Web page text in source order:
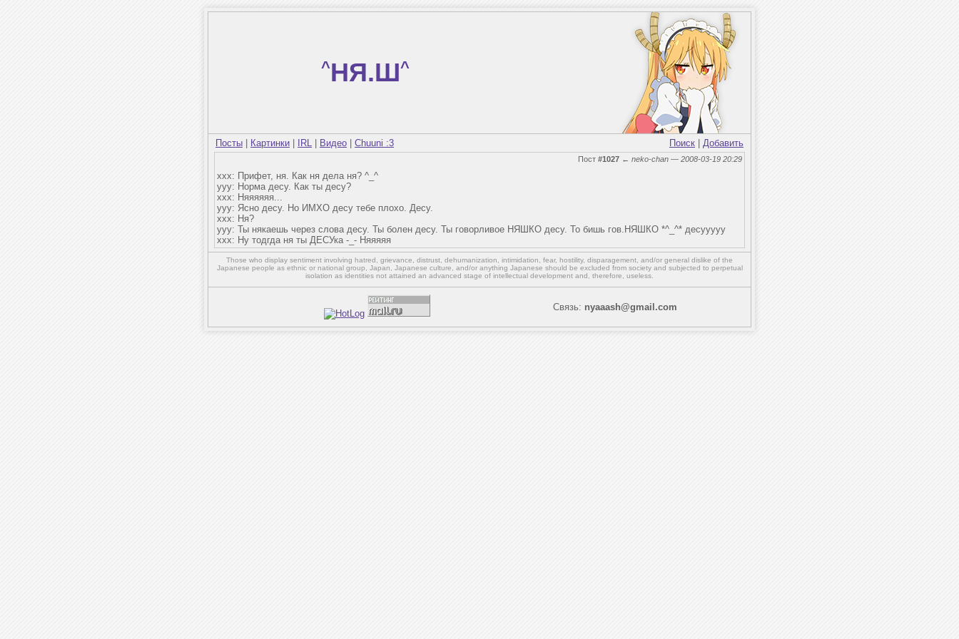
^НЯ.Ш^
Посты Картинки IRL Видео Chuuni :3 Поиск Добавить
Пост #1027 ← neko-chan — 2008-03-19 20:29
xxx: Прифет, ня. Как ня дела ня? ^_^
yyy: Норма десу. Как ты десу?
xxx: Няяяяяя...
yyy: Ясно десу. Но ИМХО десу тебе плохо. Десу.
ххх: Ня?
yyy: Ты някаешь через слова десу. Ты болен десу. Ты говорливое НЯШКО десу. То бишь гов.НЯШКО *^_^* десууууу
xxx: Ну тодгда ня ты ДЕСУка -_- Няяяяя
Those who display sentiment involving hatred, grievance, distrust, dehumanization, intimidation, fear, hostility, disparagement, and/or general dislike of the
Japanese people as ethnic or national group, Japan, Japanese culture, and/oranything Japanese should be excluded from society and subjected to perpetual
isolation as identities not attained an advanced stage of intellectual development and, therefore, useless.
Связь: nyaaash@gmail.com